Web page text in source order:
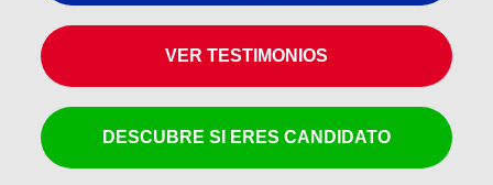
VER TESTIMONIOS
DESCUBRE SI ERES CANDIDATO